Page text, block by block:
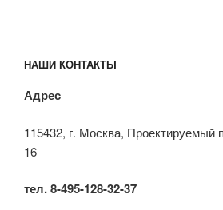
НАШИ КОНТАКТЫ
Адрес
115432, г. Москва, Проектируемый
16
тел. 8-495-128-32-37